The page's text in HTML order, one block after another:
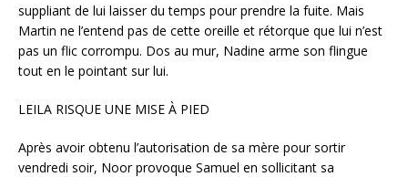
suppliant de lui laisser du temps pour prendre la fuite. Mais
Martin ne l’entend pas de cette oreille et rétorque que lui n’est
pas un flic corrompu. Dos au mur, Nadine arme son flingue
tout en le pointant sur lui.
LEILA RISQUE UNE MISE À PIED
Après avoir obtenu l’autorisation de sa mère pour sortir
vendredi soir, Noor provoque Samuel en sollicitant sa